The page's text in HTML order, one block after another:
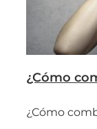
¿Cómo
¿Cómo